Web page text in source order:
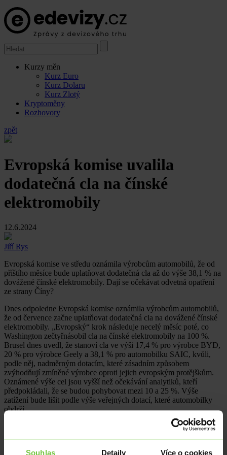
Souhlas Detaily Více o cookies
Kurzy měn
Kurz Euro
Kurz Dolaru
Kurz Zlotý
Kryptoměny
Rozhovory
zpět
Evropská komise uvalila
dodatečná cla na čínské
elektromobily
12.6.2024
Jiří Rys
Evropská komise ve středu oznámila výrobcům automobilů, že od
příštího měsíce bude uplatňovat dodatečná cla až do výše 38,1 % na
dovážené čínské elektromobily. Dají se očekávat odvetná opatření
ze strany Číny?
Dnes odpoledne Evropská komise oznámila výrobcům automobilů,
že od července začne uplatňovat dodatečná cla na dovážené čínské
elektromobily. „Evropský“ krok následuje necelý měsíc poté, co
Washington zečtyřnásobil cla na čínské elektromobily na 100 %.
Brusel dnes uvedl, že stanoví cla ve výši 17,4 % pro výrobce BYD,
20 % pro výrobce Geely a 38,1 % pro automobilku SAIC, kvůli,
podle něj, nadměrným dotacím, které zásadním způsobem
zvýhodňují zmíněné výrobce oproti jejich evropským protějškům.
Oznámené výše cel jsou vyšší než očekávání analytiků, kteří
předpokládali, že se budou pohybovat mezi 10 a 25 %. Výše
zatížení bude lišit podle výše veřejných dotací, které automobilky
obdrží.
Čínské ministerstvo zahraničí již uvedlo, že Čína přijme veškerá